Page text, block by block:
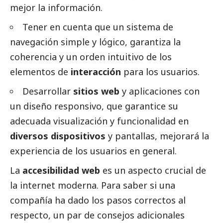
mejor la información.
Tener en cuenta que un sistema de
navegación simple y lógico, garantiza la
coherencia y un orden intuitivo de los
elementos de interacción para los usuarios.
Desarrollar sitios web y aplicaciones con
un diseño responsivo, que garantice su
adecuada visualización y funcionalidad en
diversos dispositivos y pantallas, mejorará la
experiencia de los usuarios en general.
La accesibilidad web es un aspecto crucial de
la internet moderna. Para saber si una
compañía ha dado los pasos correctos al
respecto, un par de consejos adicionales